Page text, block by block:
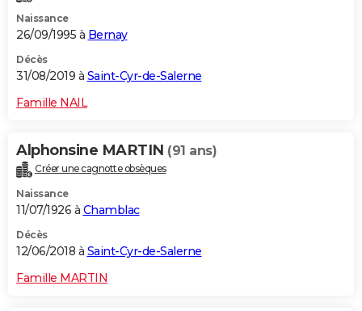
COPAINS D'AVANT
S'inscrire
Se connecter
Lycées
Collèges
Primaires
Universités
Entreprises
Service militaire
Avis de recherche
AVIS DE DÉCÈS
Naissance
26/09/1995 à Bernay
Décès
31/08/2019 à Saint-Cyr-de-Salerne
Famille NAIL
Alphonsine MARTIN (91 ans)
Créer une cagnotte obsèques
Naissance
11/07/1926 à Chamblac
Décès
12/06/2018 à Saint-Cyr-de-Salerne
Famille MARTIN